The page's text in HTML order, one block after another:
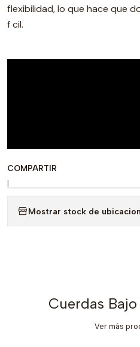
flexibilidad, lo que hace que
f cil.
COMPARTIR
|
Mostrar stock de
Cuerdas Bajo
Ver más